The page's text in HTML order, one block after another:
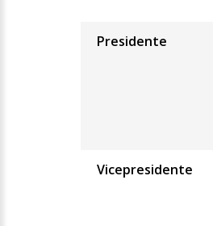
Presidente
Vicepresidente